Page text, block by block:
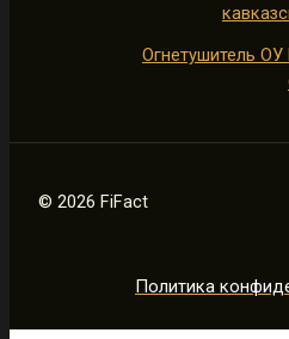
Огнетушитель
© 2026 FiFact
Политика